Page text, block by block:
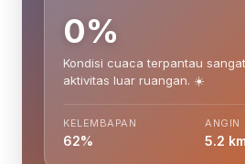
0%
Kondisi cuaca terpantau
aktivitas luar ruangan. ☀️
KELEMBAPAN
62%
ANGIN
5.2